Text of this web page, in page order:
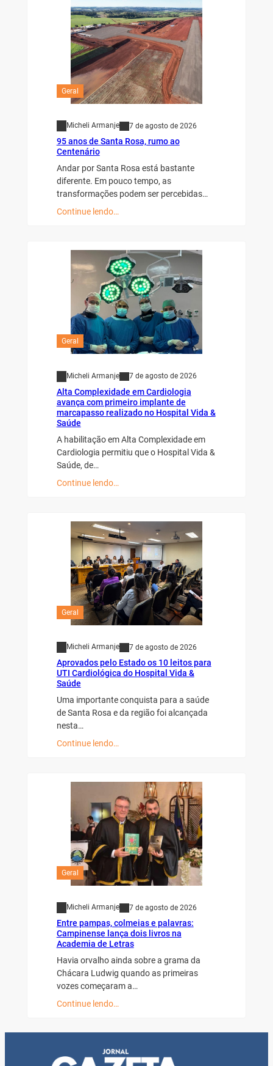
Geral
Micheli Armanje 7 de agosto de 2026
95 anos de Santa Rosa, rumo ao
Centenário
Andar por Santa Rosa está bastante
diferente. Em pouco tempo, as
transformações podem ser percebidas…
Continue lendo…
Geral
Micheli Armanje 7 de agosto de 2026
Alta Complexidade em Cardiologia
avança com primeiro implante de
marcapasso realizado no Hospital Vida &
Saúde
A habilitação em Alta Complexidade em
Cardiologia permitiu que o Hospital Vida &
Saúde, de…
Continue lendo…
Geral
Micheli Armanje 7 de agosto de 2026
Aprovados pelo Estado os 10 leitos para
UTI Cardiológica do Hospital Vida &
Saúde
Uma importante conquista para a saúde
de Santa Rosa e da região foi alcançada
nesta…
Continue lendo…
Geral
Micheli Armanje 7 de agosto de 2026
Entre pampas, colmeias e palavras:
Campinense lança dois livros na
Academia de Letras
Havia orvalho ainda sobre a grama da
Chácara Ludwig quando as primeiras
vozes começaram a…
Continue lendo…